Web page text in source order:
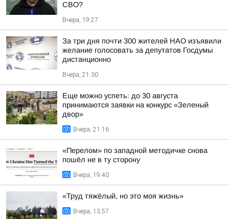
СВО?
Вчера, 19:27
За три дня почти 300 жителей НАО изъявили
желание голосовать за депутатов Госдумы
дистанционно
Вчера, 21:30
Еще можно успеть: до 30 августа
принимаются заявки на конкурс «Зеленый
двор»
Вчера, 21:16
«Перелом» по западной методичке снова
пошёл не в ту сторону
Вчера, 19:40
«Труд тяжёлый, но это моя жизнь»
Вчера, 13:57